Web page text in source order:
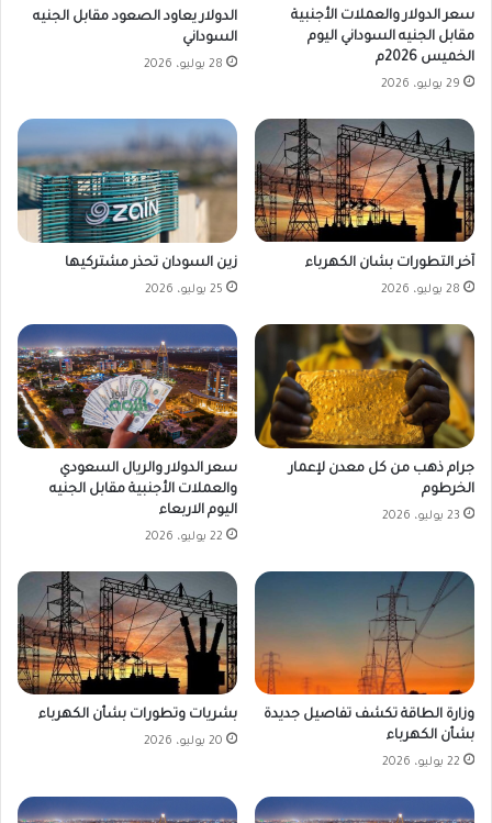
سعر الدولار والعملات الأجنبية
مقابل الجنيه السوداني اليوم
الخميس 2026م
29 يوليو، 2026
الدولار يعاود الصعود مقابل الجنيه
السوداني
28 يوليو، 2026
آخر التطورات بشان الكهرباء
28 يوليو، 2026
زين السودان تحذر مشتركيها
25 يوليو، 2026
جرام ذهب من كل معدن لإعمار
الخرطوم
23 يوليو، 2026
سعر الدولار والريال السعودي
والعملات الأجنبية مقابل الجنيه
اليوم الاربعاء
22 يوليو، 2026
وزارة الطاقة تكشف تفاصيل جديدة
بشأن الكهرباء
22 يوليو، 2026
بشريات وتطورات بشأن الكهرباء
20 يوليو، 2026